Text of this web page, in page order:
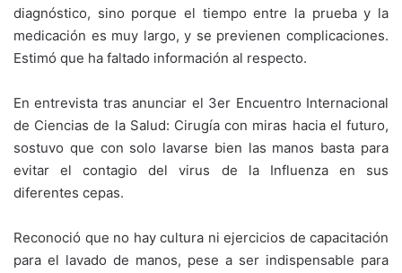
diagnóstico, sino porque el tiempo entre la prueba y la
medicación es muy largo, y se previenen complicaciones.
Estimó que ha faltado información al respecto.
En entrevista tras anunciar el 3er Encuentro Internacional
de Ciencias de la Salud: Cirugía con miras hacia el futuro,
sostuvo que con solo lavarse bien las manos basta para
evitar el contagio del virus de la Influenza en sus
diferentes cepas.
Reconoció que no hay cultura ni ejercicios de capacitación
para el lavado de manos, pese a ser indispensable para